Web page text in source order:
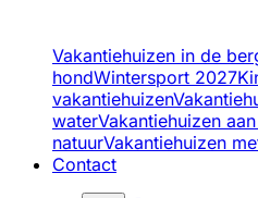
Vakantiehuizen in de
hondWintersport 2027
vakantiehuizen
waterVakantiehuizen
natuurVakantiehuizen
Contact